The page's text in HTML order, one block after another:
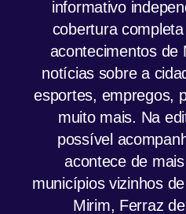
informativo
cobertura
acontecimentos de
notícias sobre a
esportes, empregos,
muito mais. Na
possível
acontece de
municípios vizinhos
Mirim, Ferraz